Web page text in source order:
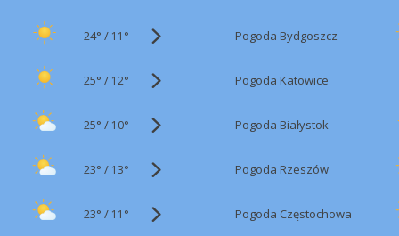
24° / 11° Pogoda Bydgoszcz
25° / 12° Pogoda Katowice
25° / 10° Pogoda Białystok
23° / 13° Pogoda Rzeszów
23° / 11° Pogoda Częstochowa